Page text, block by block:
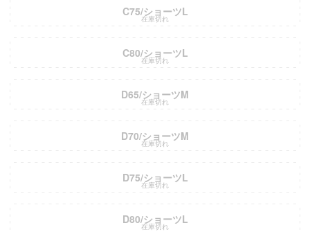
C75/ショーツL
在庫切れ
C80/ショーツL
在庫切れ
D65/ショーツM
在庫切れ
D70/ショーツM
在庫切れ
D75/ショーツL
在庫切れ
D80/ショーツL
在庫切れ